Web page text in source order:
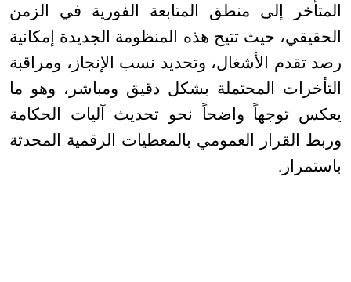
المتأخر إلى منطق المتابعة الفورية في الزمن
الحقيقي، حيث تتيح هذه المنظومة الجديدة إمكانية
رصد تقدم الأشغال، وتحديد نسب الإنجاز، ومراقبة
التأخرات المحتملة بشكل دقيق ومباشر، وهو ما
يعكس توجهاً واضحاً نحو تحديث آليات الحكامة
وربط القرار العمومي بالمعطيات الرقمية المحدثة
باستمرار .